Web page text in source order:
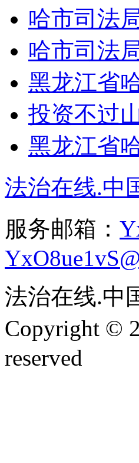
哈市司法
哈市司法
黑龙江省
投资不过
黑龙江省
法治在线.中
服务邮箱：
法治在线.中
Copyright ©
reserved